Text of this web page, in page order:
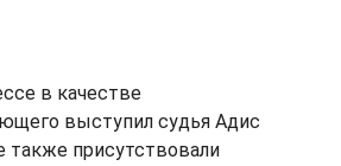
в качестве
выступил судья Адис
также присутствовали